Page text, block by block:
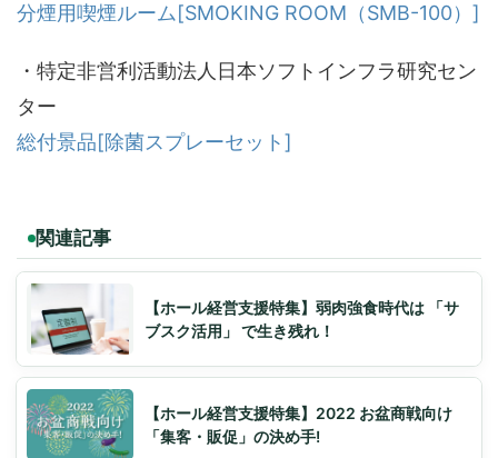
分煙用喫煙ルーム[SMOKING ROOM（SMB-100）]
・特定非営利活動法人日本ソフトインフラ研究セン
ター
総付景品[除菌スプレーセット]
関連記事
【ホール経営支援特集】弱肉強食時代は 「サ
ブスク活用」 で生き残れ！
【ホール経営支援特集】2022 お盆商戦向け
「集客・販促」の決め手!